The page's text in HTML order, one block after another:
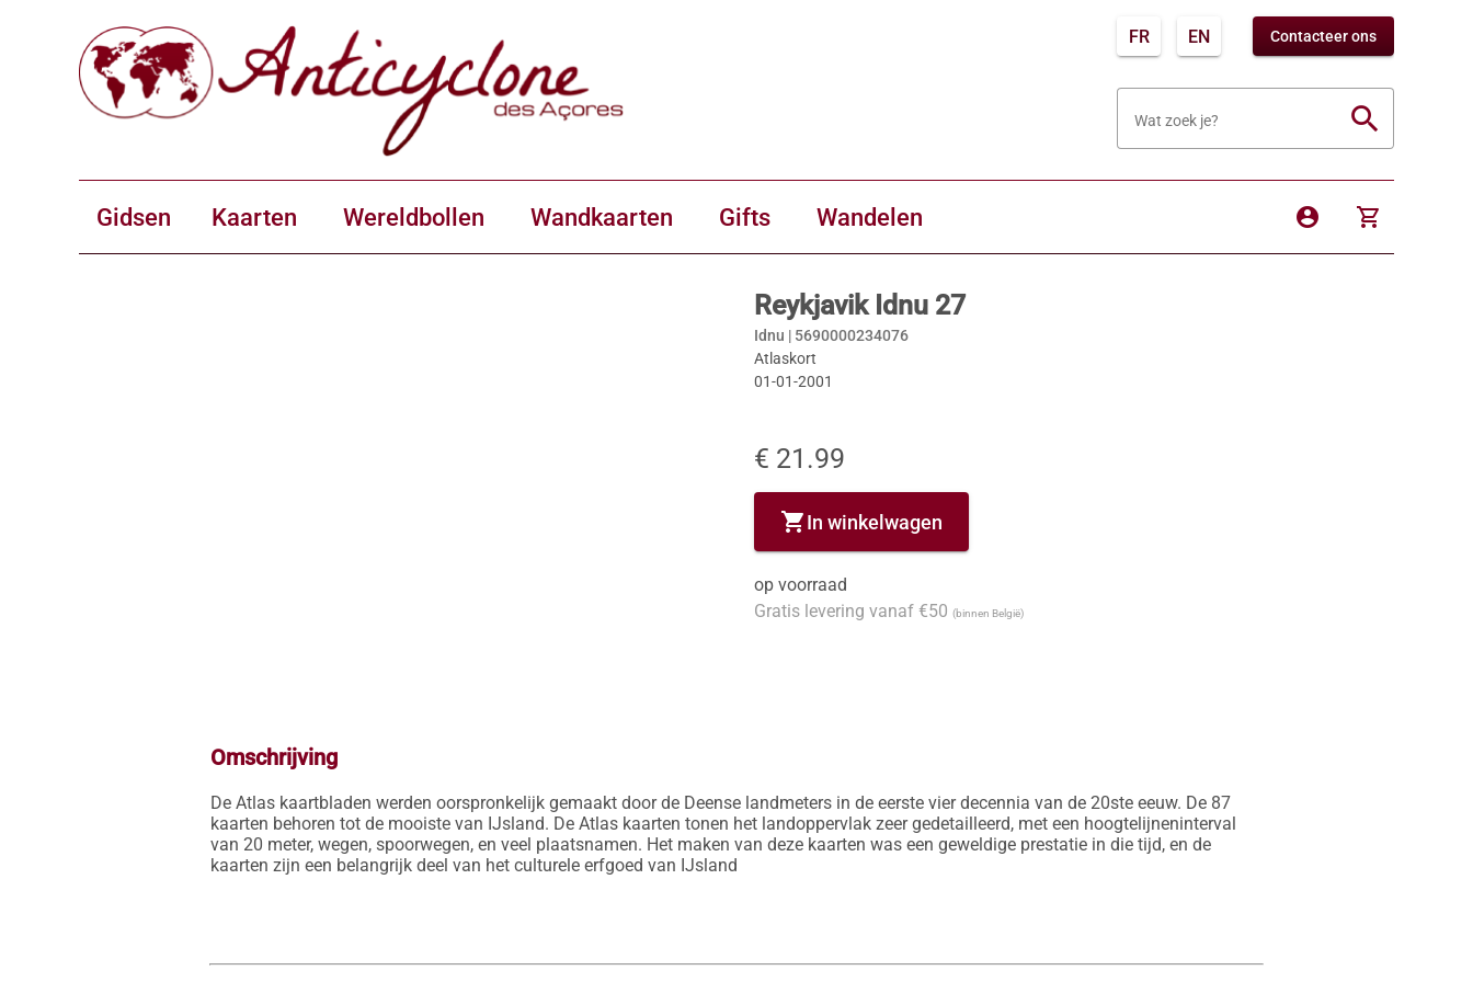
FR EN Contacteer ons
Wat zoek je? search
Gidsen Kaarten Wereldbollen Wandkaarten Gifts Wandelen account_circle shopping_cart
Reykjavik Idnu 27
Idnu | 5690000234076
Atlaskort
01-01-2001
€ 21.99
shopping_cartIn winkelwagen
op voorraad
Gratis levering vanaf €50 (binnen België)
Omschrijving
De Atlas kaartbladen werden oorspronkelijk gemaakt door de Deense landmeters in de eerste vier decennia van de 20ste eeuw. De 87
kaarten behoren tot de mooiste van IJsland. De Atlas kaarten tonen het landoppervlak zeer gedetailleerd, met een hoogtelijneninterval
van 20 meter, wegen, spoorwegen, en veel plaatsnamen. Het maken van deze kaarten was een geweldige prestatie in die tijd, en de
kaarten zijn een belangrijk deel van het culturele erfgoed van IJsland